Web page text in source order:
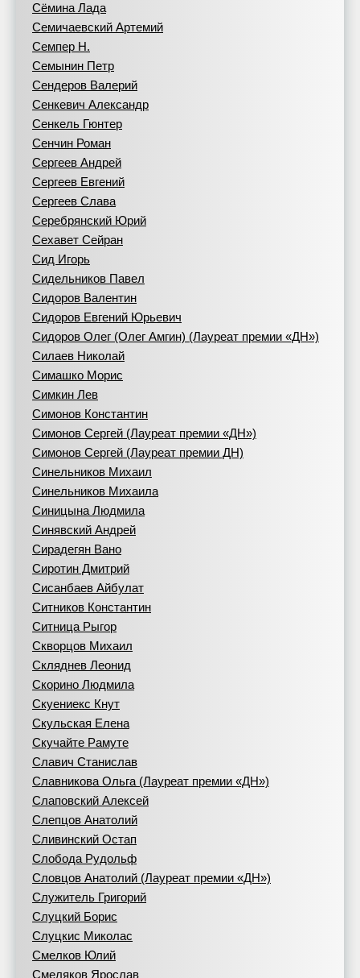
Сёмина Лада
Семичаевский Артемий
Семпер Н.
Семынин Петр
Сендеров Валерий
Сенкевич Александр
Сенкель Гюнтер
Сенчин Роман
Сергеев Андрей
Сергеев Евгений
Сергеев Слава
Серебрянский Юрий
Сехавет Сейран
Сид Игорь
Сидельников Павел
Сидоров Валентин
Сидоров Евгений Юрьевич
Сидоров Олег (Олег Амгин) (Лауреат премии «ДН»)
Силаев Николай
Симашко Морис
Симкин Лев
Симонов Константин
Симонов Сергей (Лауреат премии «ДН»)
Симонов Сергей (Лауреат премии ДН)
Синельников Михаил
Синельников Михаила
Синицына Людмила
Синявский Андрей
Сирадегян Вано
Сиротин Дмитрий
Сисанбаев Айбулат
Ситников Константин
Ситница Рыгор
Скворцов Михаил
Скляднев Леонид
Скорино Людмила
Скуениекс Кнут
Скульская Елена
Скучайте Рамуте
Славич Станислав
Славникова Ольга (Лауреат премии «ДН»)
Слаповский Алексей
Слепцов Анатолий
Сливинский Остап
Слобода Рудольф
Словцов Анатолий (Лауреат премии «ДН»)
Служитель Григорий
Слуцкий Борис
Слуцкис Миколас
Смелков Юлий
Смеляков Ярослав